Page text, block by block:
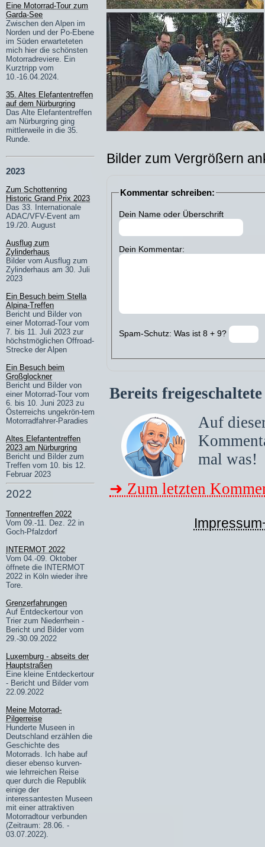
Eine Motorrad-Tour zum
Garda-See
Zwischen den Alpen im
Norden und der Po-Ebene
im Süden erwarteteten
mich hier die schönsten
Motorradreviere. Ein
Kurztripp vom
10.-16.04.2024.
35. Altes Elefantentreffen
auf dem Nürburgring
Das Alte Elefantentreffen
am Nürburgring ging
mittlerweile in die 35.
Runde.
2023
Zum Schottenring
Historic Grand Prix 2023
Das 33. Internationale
ADAC/VFV-Event am
19./20. August
Ausflug zum
Zylinderhaus
Bilder vom Ausflug zum
Zylinderhaus am 30. Juli
2023
Ein Besuch beim Stella
Alpina-Treffen
Bericht und Bilder von
einer Motorrad-Tour vom
7. bis 11. Juli 2023 zur
höchstmöglichen Offroad-
Strecke der Alpen
Ein Besuch beim
Großglockner
Bericht und Bilder von
einer Motorrad-Tour vom
6. bis 10. Juni 2023 zu
Österreichs ungekrön-tem
Motorradfahrer-Paradies
Altes Elefantentreffen
2023 am Nürburgring
Bericht und Bilder zum
Treffen vom 10. bis 12.
Februar 2023
2022
Tonnentreffen 2022
Vom 09.-11. Dez. 22 in
Goch-Pfalzdorf
INTERMOT 2022
Vom 04.-09. Oktober
öffnete die INTERMOT
2022 in Köln wieder ihre
Tore.
Grenzerfahrungen
Auf Entdeckertour von
Trier zum Niederrhein -
Bericht und Bilder vom
29.-30.09.2022
Luxemburg - abseits der
Hauptstraßen
Eine kleine Entdeckertour
- Bericht und Bilder vom
22.09.2022
Meine Motorrad-
Pilgerreise
Hunderte Museen in
Deutschland erzählen die
Geschichte des
Motorrads. Ich habe auf
dieser ebenso kurven-
wie lehrreichen Reise
quer durch die Republik
einige der
interessantesten Museen
mit einer attraktiven
Motorradtour verbunden
(Zeitraum: 28.06. -
03.07.2022).
Bilder zum Vergrößern
Kommentar schreiben:
Dein Name oder Überschrift
Dein Kommentar:
Spam-Schutz: Was ist 8 + 9?
Bereits
Auf
mal was!
➜ Zum letzten